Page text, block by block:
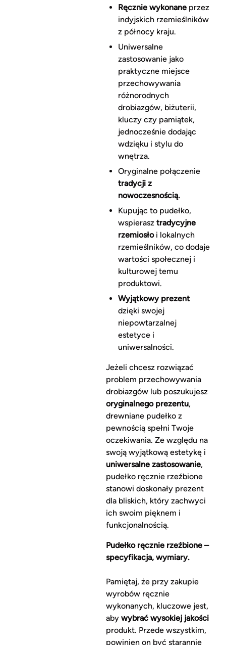
Ręcznie wykonaneprzez
indyjskich rzemieślników
z północy kraju.
Uniwersalne
zastosowanie jako
praktyczne miejsce
przechowywania
różnorodnych
drobiazgów, biżuterii,
kluczy czy pamiątek,
jednocześnie dodając
wdzięku i stylu do
wnętrza.
Oryginalne połączenie
tradycji z
nowoczesnością.
Kupując to pudełko,
wspierasz tradycyjne
rzemiosłoi lokalnych
rzemieślników, co dodaje
wartości społecznej i
kulturowej temu
produktowi.
Wyjątkowy prezent
dzięki swojej
niepowtarzalnej
estetyce i
uniwersalności.
Jeżeli chcesz rozwiązać
problem przechowywania
drobiazgów lub poszukujesz
oryginalnego prezentu,
drewniane pudełko z
pewnością spełni Twoje
oczekiwania. Ze względu na
swoją wyjątkową estetykę i
uniwersalne zastosowanie,
pudełko ręcznie rzeźbione
stanowi doskonały prezent
dla bliskich, który zachwyci
ich swoim pięknem i
funkcjonalnością.
Pudełko ręcznie rzeźbione –
specyfikacja, wymiary.
Pamiętaj, że przy zakupie
wyrobów ręcznie
wykonanych, kluczowe jest,
aby wybrać wysokiej jakości
produkt. Przede wszystkim,
powinien on być starannie